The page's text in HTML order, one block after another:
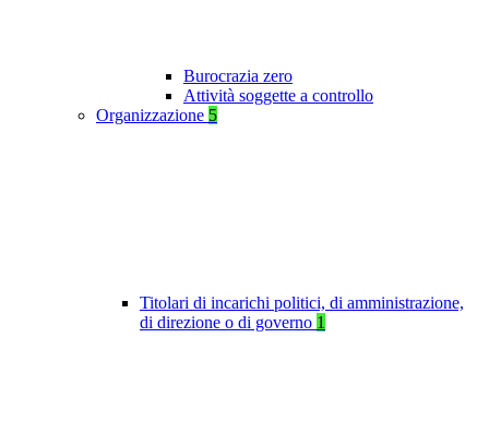
Burocrazia zero
Attività soggette a controllo
Organizzazione 5
Titolari di incarichi politici, di amministrazione,
di direzione o di governo 1